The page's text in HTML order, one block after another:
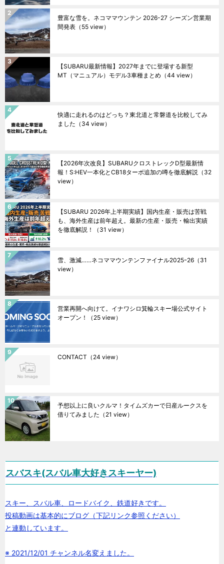
豊富な雪を。ネコママウンテン 2026-27 シーズン営業期
間発表 （55 view）
【SUBARU最新情報】2027年までに登場する新型
MT（マニュアル）モデル3車種まとめ （44 view）
快適に走れるのはどっち？東北道と常磐道を比較してみ
ました （34 view）
【2026年次改良】SUBARUクロストレックD型最新情
報！S:HEV一本化とCB18ターボ追加の噂を徹底解説 （32
view）
【SUBARU 2026年上半期実績】国内生産・販売は苦戦
も、海外生産は前年超え。最新の生産・販売・輸出実績
を徹底解説！
（31 view）
雪、激減……ネコママウンテンファイナル2025ｰ26 （31
view）
営業再開へ向けて。イナワシロ箕輪スキー場公式サイト
オープン！
（25 view）
CONTACT （24 view）
予想以上に良いクルマ！タイムズカーで日産ルークスを
借りてみました （21 view）
スバスキ(スバル車大好きスキーヤー)
スキー、スバル車、ロードバイク、鉄道好きです。
投稿動画は基本的にブログ（下記リンク参照ください）
と連動しています。
※ 2021/12/01 チャンネル名変えました。